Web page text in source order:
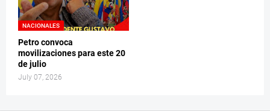
NACIONALES
Petro convoca
movilizaciones para este 20
de julio
July 07, 2026